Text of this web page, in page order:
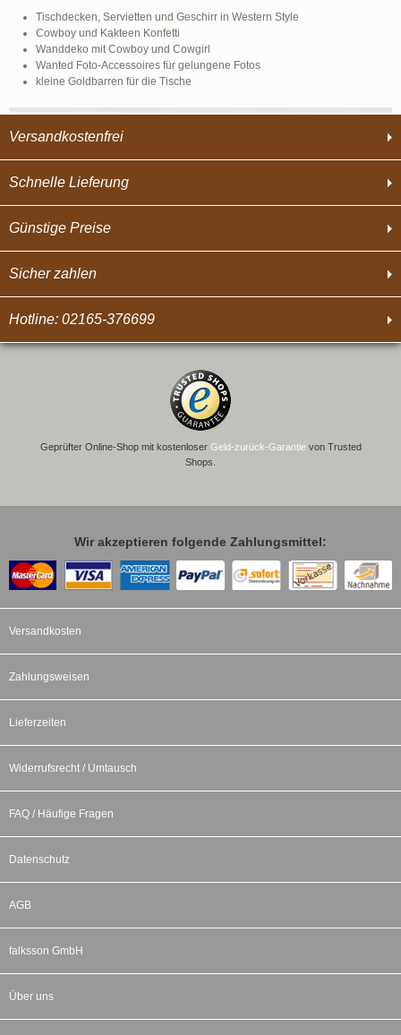
Versandkostenfrei
Schnelle Lieferung
Günstige Preise
Sicher zahlen
Hotline: 02165-376699
Tischdecken, Servietten und Geschirr in Western Style
Cowboy und Kakteen Konfetti
Wanddeko mit Cowboy und Cowgirl
Wanted Foto-Accessoires für gelungene Fotos
kleine Goldbarren für die Tische
Geprüfter Online-Shop mit kostenloser Geld-zurück-Garantievon Trusted
Shops.
Wir akzeptieren folgende Zahlungsmittel:
Versandkosten
Zahlungsweisen
Lieferzeiten
Widerrufsrecht / Umtausch
FAQ / Häufige Fragen
Datenschutz
AGB
falksson GmbH
Über uns